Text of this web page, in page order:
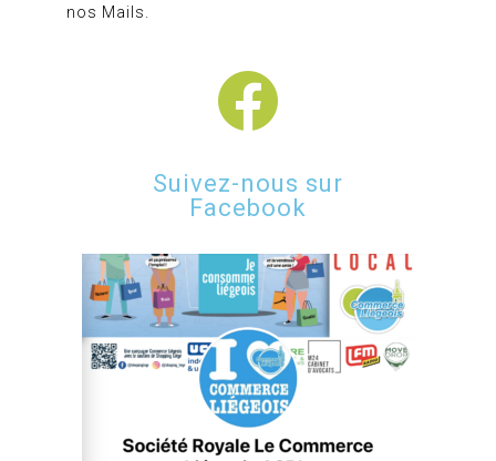
nos Mails.
Suivez-nous sur
Facebook